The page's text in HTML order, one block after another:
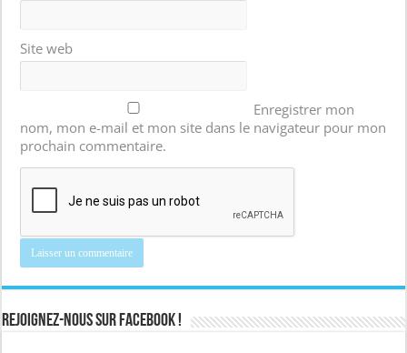
Site web
Enregistrer mon
nom, mon e-mail et mon site dans le navigateur pour mon
prochain commentaire.
Rejoignez-nous sur Facebook !